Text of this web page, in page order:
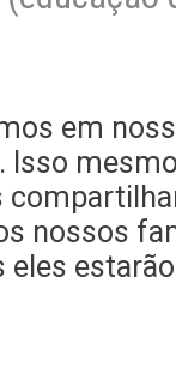
em
Isso
nossos